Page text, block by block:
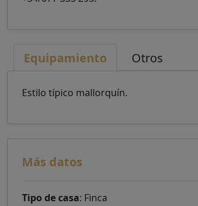
Equipamiento Otros
Estilo típico mallorquín.
Más datos
Tipo de casa: Finca